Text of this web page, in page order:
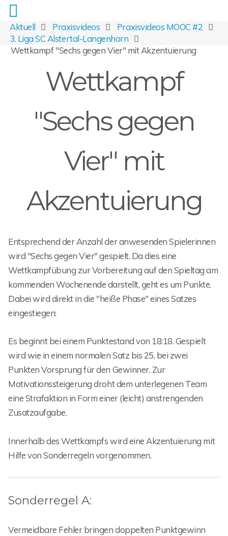
Aktuell Praxisvideos
Praxisvideos MOOC #2
3. Liga SC Alstertal-Langenhorn
Wettkampf "Sechs gegen Vier" mit Akzentuierung
Wettkampf
"Sechs gegen
Vier" mit
Akzentuierung
Entsprechend der Anzahl der anwesenden Spielerinnen
wird "Sechs gegen Vier" gespielt. Da dies eine
Wettkampfübung zur Vorbereitung auf den Spieltag am
kommenden Wochenende darstellt, geht es um Punkte.
Dabei wird direkt in die "heiße Phase" eines Satzes
eingestiegen:
Es beginnt bei einem Punktestand von 18:18. Gespielt
wird wie in einem normalen Satz bis 25, bei zwei
Punkten Vorsprung für den Gewinner. Zur
Motivationssteigerung droht dem unterlegenen Team
eine Strafaktion in Form einer (leicht) anstrengenden
Zusatzaufgabe.
Innerhalb des Wettkampfs wird eine Akzentuierung mit
Hilfe von Sonderregeln vorgenommen.
Sonderregel A:
Vermeidbare Fehler bringen doppelten Punktgewinn